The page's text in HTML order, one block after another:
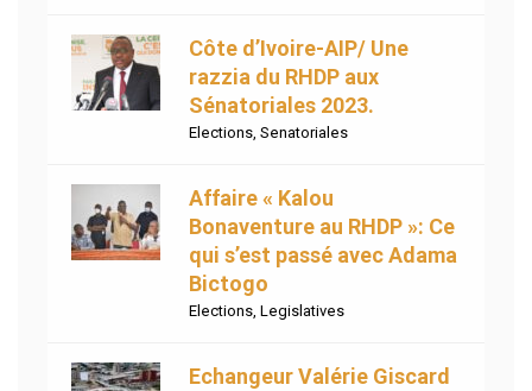
Côte d’Ivoire-AIP/ Une
razzia du RHDP aux
Sénatoriales 2023.
Elections, Senatoriales
Affaire « Kalou
Bonaventure au RHDP »: Ce
qui s’est passé avec Adama
Bictogo
Elections, Legislatives
Echangeur Valérie Giscard